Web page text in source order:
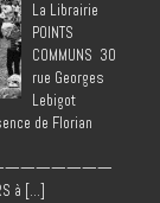
La Librairie
POINTS
COMMUNS 30
rue Georges
Lebigot
de Florian
à […]